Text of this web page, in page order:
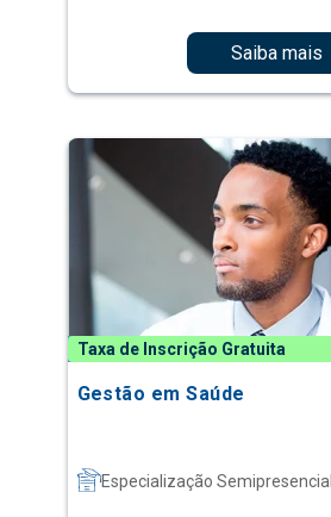
Saiba mais
Taxa de Inscrição Gratuita
Gestão em Saúde
Especialização Semipresencial